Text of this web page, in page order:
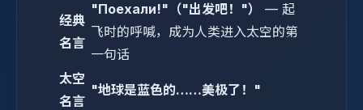
经典
名言
"Поехали!"（"出发吧！"）
— 起
飞时的呼喊，成为人类进入太空的第
一句话
太空
名言
"地球是蓝色的……美极了！"